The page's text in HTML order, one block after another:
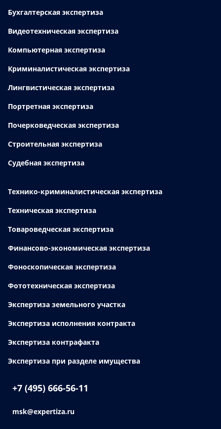
Бухгалтерская экспертиза
Видеотехническая экспертиза
Компьютерная экспертиза
Криминалистическая экспертиза
Лингвистическая экспертиза
Портретная экспертиза
Почерковедческая экспертиза
Строительная экспертиза
Судебная экспертиза
Технико-криминалистическая экспертиза
Техническая экспертиза
Товароведческая экспертиза
Финансово-экономическая экспертиза
Фоноскопическая экспертиза
Фототехническая экспертиза
Экспертиза земельного участка
Экспертиза исполнения контракта
Экспертиза контрафакта
Экспертиза при разделе имущества
+7 (495) 666-56-11
msk@expertiza.ru